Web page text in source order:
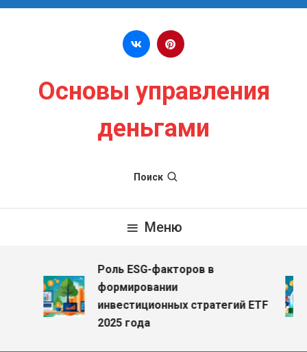
Перейти к содержимому
Основы управления
деньгами
Поиск
Меню
Роль ESG-факторов в
формировании
инвестиционных стратегий ETF
2025 года